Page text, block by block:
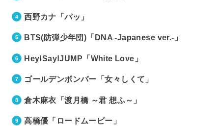
西野カナ「パッ」
BTS(防弾少年団)「DNA -Japanese ver.-」
Hey!Say!JUMP「White Love」
ゴールデンボンバー「女々しくて」
倉木麻衣「渡月橋 ～君 想ふ～」
高橋優「ロードムービー」